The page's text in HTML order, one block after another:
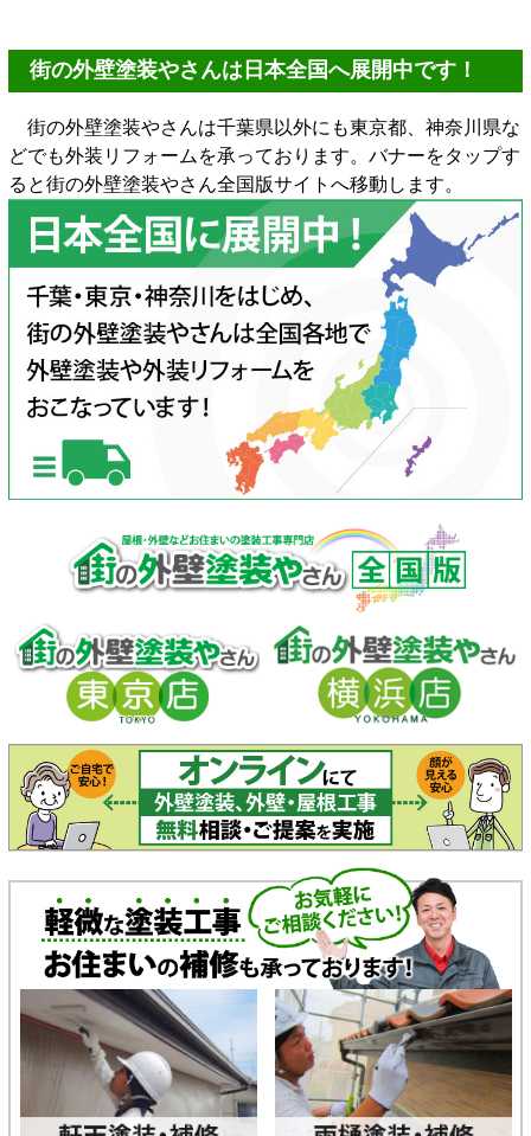
街の外壁塗装やさんは日本全国へ展開中です！
街の外壁塗装やさんは千葉県以外にも東京都、神奈川県な
どでも外装リフォームを承っております。バナーをタップす
ると街の外壁塗装やさん全国版サイトへ移動します。